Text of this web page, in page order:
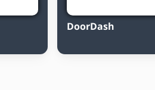
DoorDash